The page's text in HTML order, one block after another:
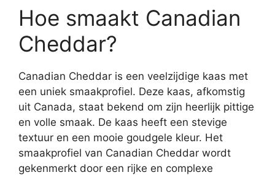
Hoe smaakt Canadian
Cheddar?
Canadian Cheddar is een veelzijdige kaas met
een uniek smaakprofiel. Deze kaas, afkomstig
uit Canada, staat bekend om zijn heerlijk pittige
en volle smaak. De kaas heeft een stevige
textuur en een mooie goudgele kleur. Het
smaakprofiel van Canadian Cheddar wordt
gekenmerkt door een rijke en complexe